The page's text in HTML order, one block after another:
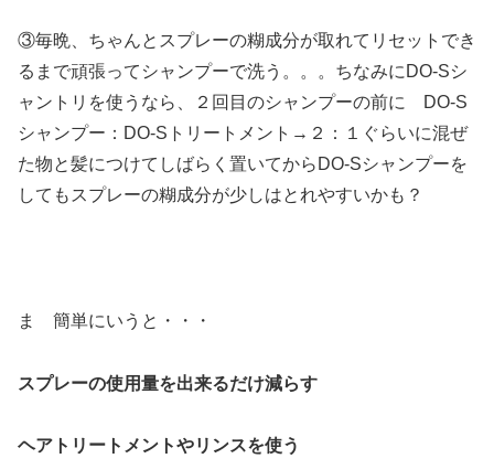
③毎晩、ちゃんとスプレーの糊成分が取れてリセットでき
るまで頑張ってシャンプーで洗う。。。ちなみにDO-Sシ
ャントリを使うなら、２回目のシャンプーの前に DO-S
シャンプー：DO-Sトリートメント→２：１ぐらいに混ぜ
た物と髪につけてしばらく置いてからDO-Sシャンプーを
してもスプレーの糊成分が少しはとれやすいかも？
ま 簡単にいうと・・・
スプレーの使用量を出来るだけ減らす
ヘアトリートメントやリンスを使う